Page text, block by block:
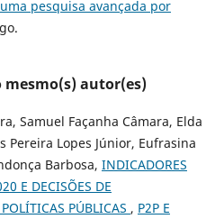
pesquisa avançada por
autor(es)
Samuel Façanha Câmara, Elda
Pereira Lopes Júnior, Eufrasina
Barbosa, INDICADORES
E DECISÕES DE
PÚBLICAS , P2P E